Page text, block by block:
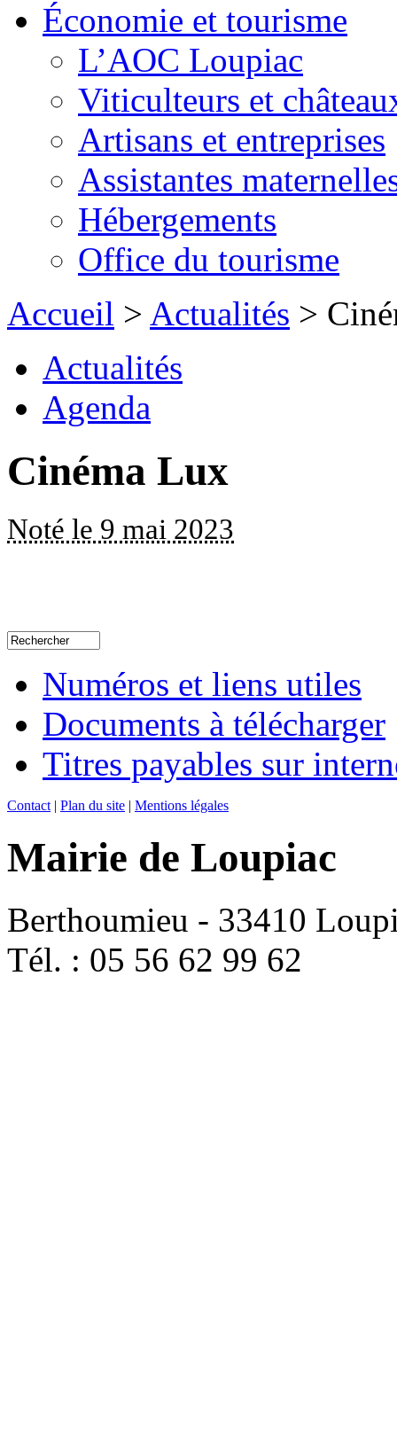
Économie et tourisme
L’AOC Loupiac
Viticulteurs et
Artisans et entreprises
Assistantes
Hébergements
Office du tourisme
Accueil > Actualités >
Actualités
Agenda
Cinéma Lux
Noté le 9 mai 2023
Numéros et liens utiles
Documents à télécharger
Titres payables sur
Contact | Plan du site | Mentions légales
Mairie de Loupiac
Berthoumieu - 33410
Tél. : 05 56 62 99 62